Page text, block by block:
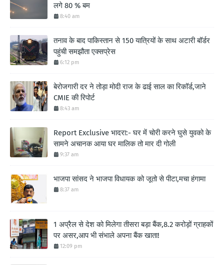
लगे 80 % बम
8:40 am
तनाव के बाद पाकिस्तान से 150 यात्रियों के साथ अटारी बॉर्डर
पहुंची समझौता एक्सप्रेस
6:12 pm
बेरोजगारी दर ने तोड़ा मोदी राज के ढाई साल का रिकॉर्ड,जाने
CMIE की रिपोर्ट
8:43 am
Report Exclusive भादरा:- घर में चोरी करने घुसे युवको के
सामने अचानक आया घर मालिक तो मार दी गोली
9:37 am
भाजपा सांसद ने भाजपा विधायक को जूतो से पीटा,मचा हंगामा
8:37 am
1 अप्रैल से देश को मिलेगा तीसरा बड़ा बैंक,8.2 करोड़ों ग्राहकों
पर असर,आप भी संभाले अपना बैंक खाता!
12:09 pm